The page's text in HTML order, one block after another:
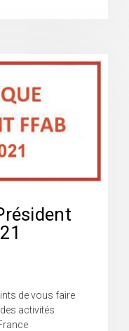
de vous faire
activités